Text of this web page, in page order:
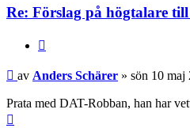
Re: Förslag på högtalare
Inlägg
av Anders Schärer » sön 10 maj
Prata med DAT-Robban, han har